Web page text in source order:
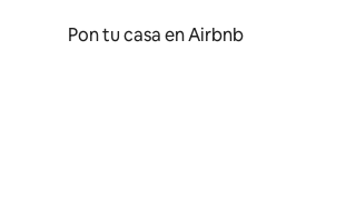
Pon tu casa en Airbnb